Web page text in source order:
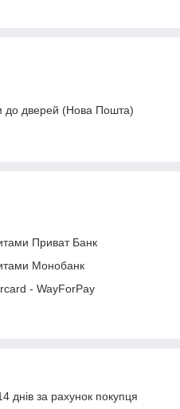
до дверей (Нова Пошта)
Приват Банк
Монобанк
- WayForPay
днів за рахунок покупця